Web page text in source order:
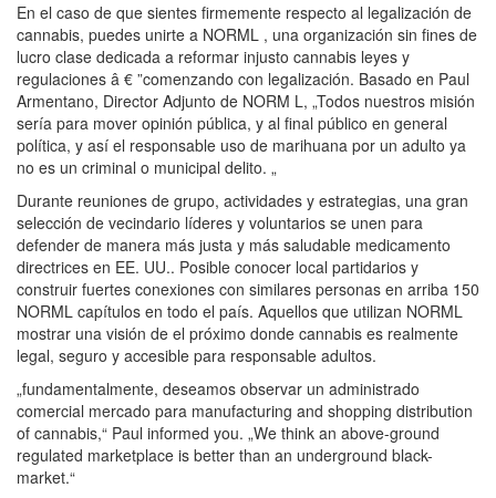
En el caso de que sientes firmemente respecto al legalización de
cannabis, puedes unirte a NORML , una organización sin fines de
lucro clase dedicada a reformar injusto cannabis leyes y
regulaciones â € ”comenzando con legalización. Basado en Paul
Armentano, Director Adjunto de NORM L, „Todos nuestros misión
sería para mover opinión pública, y al final público en general
política, y así el responsable uso de marihuana por un adulto ya
no es un criminal o municipal delito. „
Durante reuniones de grupo, actividades y estrategias, una gran
selección de vecindario líderes y voluntarios se unen para
defender de manera más justa y más saludable medicamento
directrices en EE. UU.. Posible conocer local partidarios y
construir fuertes conexiones con similares personas en arriba 150
NORML capítulos en todo el país. Aquellos que utilizan NORML
mostrar una visión de el próximo donde cannabis es realmente
legal, seguro y accesible para responsable adultos.
„fundamentalmente, deseamos observar un administrado
comercial mercado para manufacturing and shopping distribution
of cannabis,“ Paul informed you. „We think an above-ground
regulated marketplace is better than an underground black-
market.“